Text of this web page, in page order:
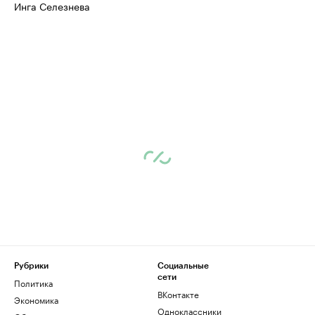
Инга Селезнева
Рубрики
Политика
Экономика
Социальные
сети
ВКонтакте
Одноклассники